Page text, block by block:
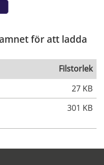
för att ladda
Filstorlek
27 KB
301 KB